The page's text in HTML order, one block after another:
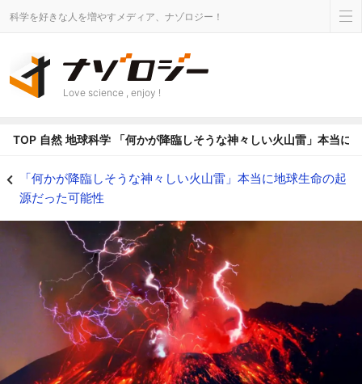
科学を好きな人を増やすメディア、ナゾロジー！
Love science , enjoy !
TOP 自然 地球科学 「何かが降臨しそうな神々しい火山雷」本当に
「何かが降臨しそうな神々しい火山雷」本当に地球生命の起
源だった可能性